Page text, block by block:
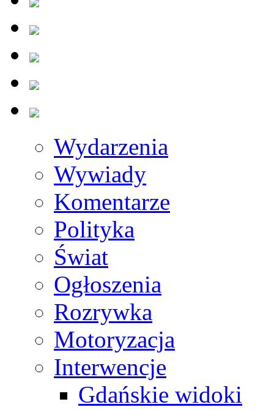
Wydarzenia
Wywiady
Komentarze
Polityka
Świat
Ogłoszenia
Rozrywka
Motoryzacja
Interwencje
Gdańskie widoki